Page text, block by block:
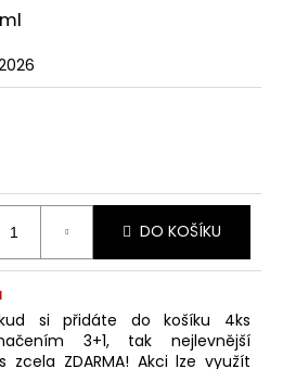
DO KOŠÍKU
si přidáte do košíku 4ks
3+1, tak nejlevnější
ZDARMA! Akci lze využít